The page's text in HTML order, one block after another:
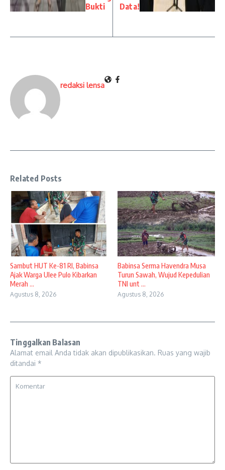
Bukti
Data!
redaksi lensa
Related Posts
Sambut HUT Ke-81 RI, Babinsa
Ajak Warga Ulee Pulo Kibarkan
Merah ...
Agustus 8, 2026
Babinsa Serma Havendra Musa
Turun Sawah, Wujud Kepedulian
TNI unt ...
Agustus 8, 2026
Tinggalkan Balasan
Alamat email Anda tidak akan dipublikasikan. Ruas yang wajib
ditandai *